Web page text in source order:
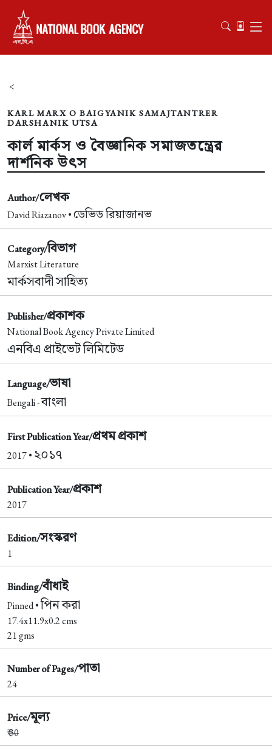
<
KARL MARX O BAIGYANIK SAMAJTANTRER
DARSHANIK UTSA
কার্ল মার্কস ও বৈজ্ঞানিক সমাজতন্ত্রের
দার্শনিক উৎস
Author/লেখক
David Riazanov •ডেভিড রিয়াজানভ
Category/বিভাগ
Marxist Literature
মার্কসবাদী সাহিত্য
Publisher/প্রকাশক
National Book Agency Private Limited
এনবিএ প্রাইভেট লিমিটেড
Language/ভাষা
Bengali -বাংলা
First Publication Year/প্রথম প্রকাশ
2017 • ২০১৭
Publication Year/প্রকাশ
2017
Edition/সংস্করণ
1
Binding/বাঁধাই
Pinned •পিন করা
17.4x11.9x0.2 cms
21 gms
Number of Pages/পাতা
24
Price/মূল্য
₹30